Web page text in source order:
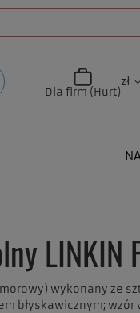
Dla firm (Hurt)
zł
LINKIN
wykonany ze
błyskawicznym;